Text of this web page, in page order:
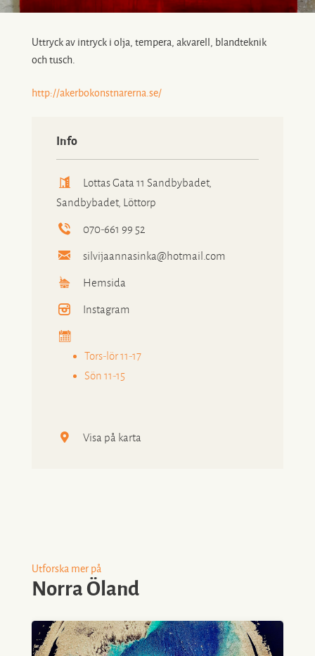
Uttryck av intryck i olja, tempera, akvarell, blandteknik
och tusch.
http://akerbokonstnarerna.se/
Info
Lottas Gata 11 Sandbybadet,
Sandbybadet, Löttorp
070-661 99 52
silvijaannasinka@hotmail.com
Hemsida
Instagram
Tors-lör 11-17
Sön 11-15
Visa på karta
Utforska mer på
Norra Öland